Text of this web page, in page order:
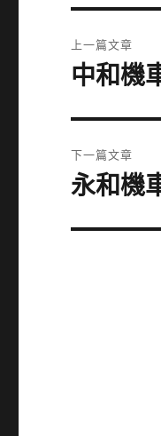
章
上一篇文章
上
篇
文
章:
中和機
下一篇文章
下
篇
永和機